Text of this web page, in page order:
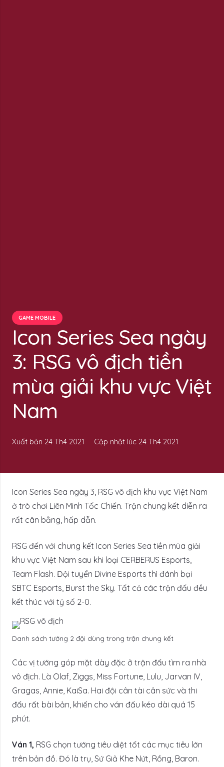
GAME MOBILE
Icon Series Sea ngày
3: RSG vô địch tiền
mùa giải khu vực Việt
Nam
Xuất bản 24 Th4 2021 Cập nhật lúc 24 Th4 2021
Icon Series Sea ngày 3, RSG vô địch khu vực Việt Nam
ở trò chơi Liên Minh Tốc Chiến. Trận chung kết diễn ra
rất cân bằng, hấp dẫn.
RSG đến với chung kết Icon Series Sea tiền mùa giải
khu vực Việt Nam sau khi loại CERBERUS Esports,
Team Flash. Đội tuyển Divine Esports thì đánh bại
SBTC Esports, Burst the Sky. Tất cả các trận đấu đều
kết thúc với tỷ số 2-0.
Danh sách tướng 2 đội dùng trong trận chung kết
Các vị tướng góp mặt dày đặc ở trận đấu tìm ra nhà
vô địch. Là Olaf, Ziggs, Miss Fortune, Lulu, Jarvan IV,
Gragas, Annie, KaiSa. Hai đội cân tài cân sức và thi
đấu rất bài bản, khiến cho ván đấu kéo dài quá 15
phút.
Ván 1, RSG chọn tướng tiêu diệt tốt các mục tiêu lớn
trên bản đồ. Đó là trụ, Sứ Giả Khe Nứt, Rồng, Baron.